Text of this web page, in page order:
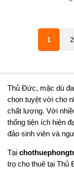
1 2
Thủ Đức, mặc dù
chọn tuyệt vời cho
chất lượng. Với
thống tiện ích hiện
đảo sinh viên và
Tại
trọ cho thuê tại Thủ